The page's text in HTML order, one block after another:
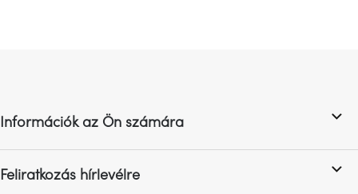
Karácsonyi
é
c
Információk az Ön számára
Feliratkozás hírlevélre